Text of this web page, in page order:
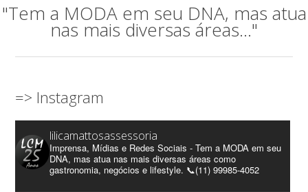
"Tem a MODA em seu DNA, mas atua
nas mais diversas áreas..."
=> Instagram
lilicamattosassessoria
Imprensa, Mídias e Redes Sociais - Tem a MODA em seu
DNA, mas atua nas mais diversas áreas como
gastronomia, negócios e lifestyle. 📞(11) 99985-4052